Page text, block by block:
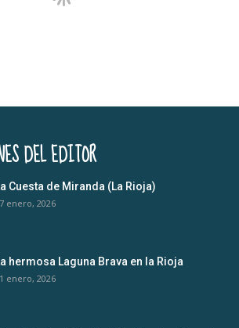
DEL EDITOR
Cuesta de Miranda (La Rioja)
enero, 2026
hermosa Laguna Brava en la Rioja
enero, 2026